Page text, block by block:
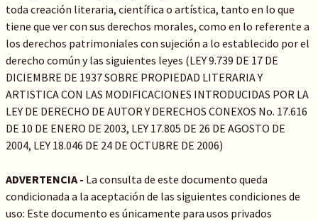
toda creación literaria, científica o artística, tanto en lo que
tiene que ver con sus derechos morales, como en lo referente a
los derechos patrimoniales con sujeción a lo establecido por el
derecho común y las siguientes leyes (LEY 9.739 DE 17 DE
DICIEMBRE DE 1937 SOBRE PROPIEDAD LITERARIA Y
ARTISTICA CON LAS MODIFICACIONES INTRODUCIDAS POR LA
LEY DE DERECHO DE AUTOR Y DERECHOS CONEXOS No. 17.616
DE 10 DE ENERO DE 2003, LEY 17.805 DE 26 DE AGOSTO DE
2004, LEY 18.046 DE 24 DE OCTUBRE DE 2006)
ADVERTENCIA - La consulta de este documento queda
condicionada a la aceptación de las siguientes condiciones de
uso: Este documento es únicamente para usos privados